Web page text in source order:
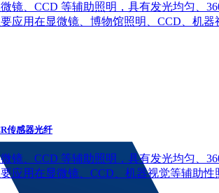
、CCD 等辅助照明，具有发光均匀、
应用在显微镜、博物馆照明、CCD、机
传感器光纤
、CCD 等辅助照明，具有发光均匀、
应用在显微镜、CCD、机器视觉等辅助